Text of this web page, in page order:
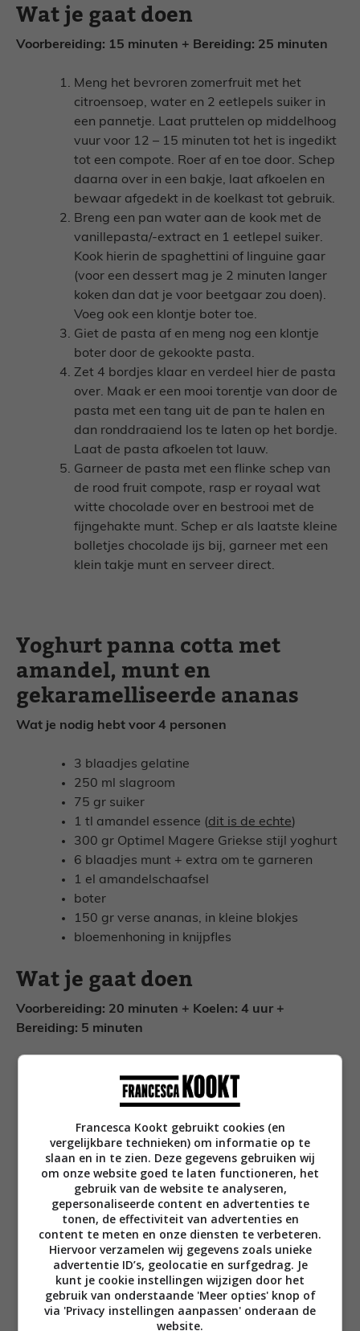
Wat je gaat doen
Voorbereiding: 15 minuten + Bereiding: 25 minuten
Meng het bevroren zomerfruit met het
citroensoep, water en 2 eetlepels suiker in
een pannetje. Laat pruttelen op middelhoog
vuur voor 12 – 15 minuten tot het is ingedikt
tot een compote. Roer af en toe door. Schep
daarna over in een bakje, laat afkoelen en
bewaar afgedekt in de koelkast tot gebruik.
Breng een pan water aan de kook met de
vanillepasta/-extract en 1 eetlepel suiker.
Kook hierin de spaghettini of linguine gaar
(voor een dessert mag je 2 minuten langer
koken dan dat je voor beetgaar zou doen).
Voeg ook een klontje boter toe.
Giet de pasta af en meng nog een klontje
boter door de gekookte pasta.
Zet 4 bordjes klaar en verdeel hier de pasta
over. Maak er een mooi torentje van door de
pasta met een tang uit de pan te halen en
dan ronddraaiend los te laten op het bordje.
Laat de pasta afkoelen tot lauw.
Garneer de pasta met een flinke schep van
de rood fruit compote, rasp er royaal wat
witte chocolade over en bestrooi met de
fijngehakte munt. Schep er als laatste kleine
bolletjes chocolade ijs bij, garneer met een
klein takje munt en serveer direct.
Yoghurt panna cotta met
amandel, munt en
gekaramelliseerde ananas
Wat je nodig hebt voor 4 personen
3 blaadjes gelatine
250 ml slagroom
75 gr suiker
1 tl amandel essence (dit is de echte)
300 gr Optimel Magere Griekse stijl yoghurt
6 blaadjes munt + extra om te garneren
1 el amandelschaafsel
boter
150 gr verse ananas, in kleine blokjes
bloemenhoning in knijpfles
Wat je gaat doen
Voorbereiding: 20 minuten + Koelen: 4 uur +
Bereiding: 5 minuten
Verwarm de slagroom met de suiker en
amandel essence tot het kookpunt. Zet het
vuur uit. Knijp de blaadjes gelatine uit en
roer erdoor tot het is opgelost. Leg de 6
blaadjes munt erin en laat 5 minuten
afkoelen. Vis daarna de blaadjes eruit.
Roer de Griekse stijl yoghurt los en roer
daarna het afgekoelde slagroommengsel
erdoor tot het goed gemengd is. Giet in 4
mooie glazen of bakjes en zet minstens 4 uur
in de koelkast.
Rooster het amandelschaafsel in een hete
Francesca Kookt gebruikt cookies (en
vergelijkbare technieken) om informatie op te
slaan en in te zien. Deze gegevens gebruiken wij
om onze website goed te laten functioneren, het
gebruik van de website te analyseren,
gepersonaliseerde content en advertenties te
tonen, de effectiviteit van advertenties en
content te meten en onze diensten te verbeteren.
Hiervoor verzamelen wij gegevens zoals unieke
advertentie ID’s, geolocatie en surfgedrag. Je
kunt je cookie instellingen wijzigen door het
gebruik van onderstaande 'Meer opties' knop of
via 'Privacy instellingen aanpassen' onderaan de
website.